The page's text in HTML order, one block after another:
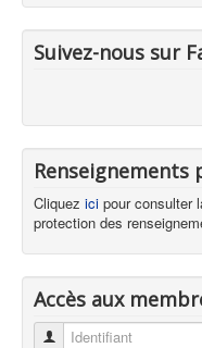
Suivez-nous sur
Renseignements
Cliquez ici pour consulter
protection des
Accès aux
Identifiant